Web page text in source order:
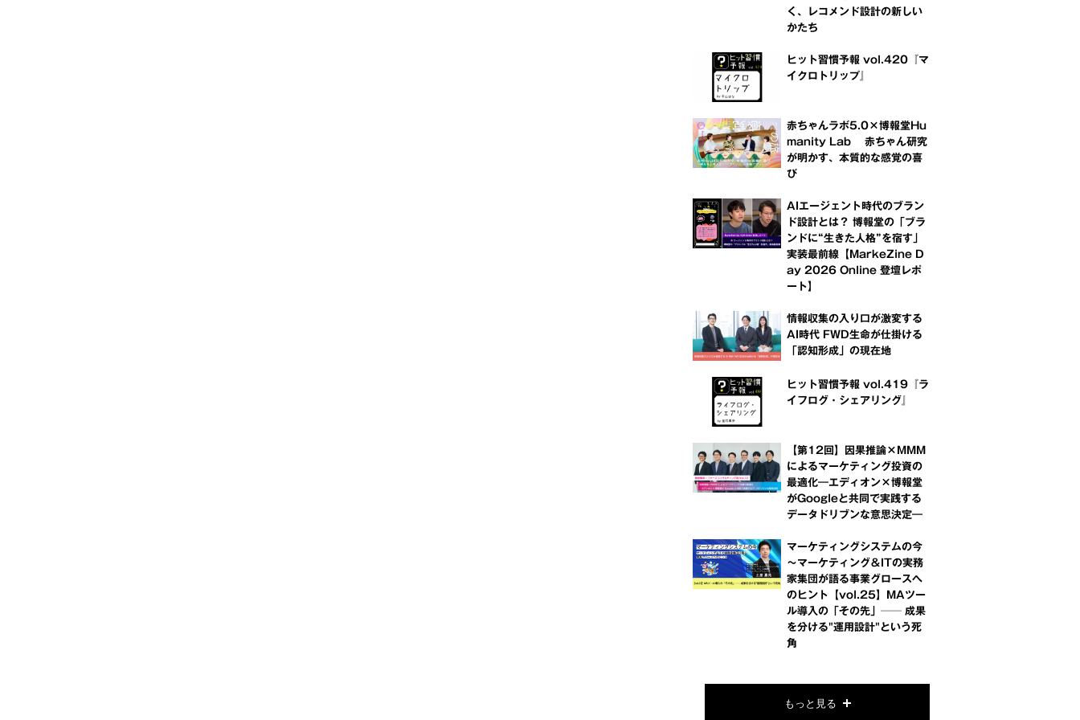
く、レコメンド設計の新しい
かたち
ヒット習慣予報 vol.420『マ
イクロトリップ』
赤ちゃんラボ5.0×博報堂Hu
manity Lab 赤ちゃん研究
が明かす、本質的な感覚の喜
び
AIエージェント時代のブラン
ド設計とは？ 博報堂の「ブラ
ンドに“生きた人格”を宿す」
実装最前線【MarkeZine D
ay 2026 Online 登壇レポ
ート】
情報収集の入り口が激変する
AI時代 FWD生命が仕掛ける
「認知形成」の現在地
ヒット習慣予報 vol.419『ラ
イフログ・シェアリング』
【第12回】因果推論×MMM
によるマーケティング投資の
最適化―エディオン×博報堂
がGoogleと共同で実践する
データドリブンな意思決定―
マーケティングシステムの今
～マーケティング＆ITの実務
家集団が語る事業グロースへ
のヒント【vol.25】MAツー
ル導入の「その先」── 成果
を分ける"運用設計"という死
角
もっと見る